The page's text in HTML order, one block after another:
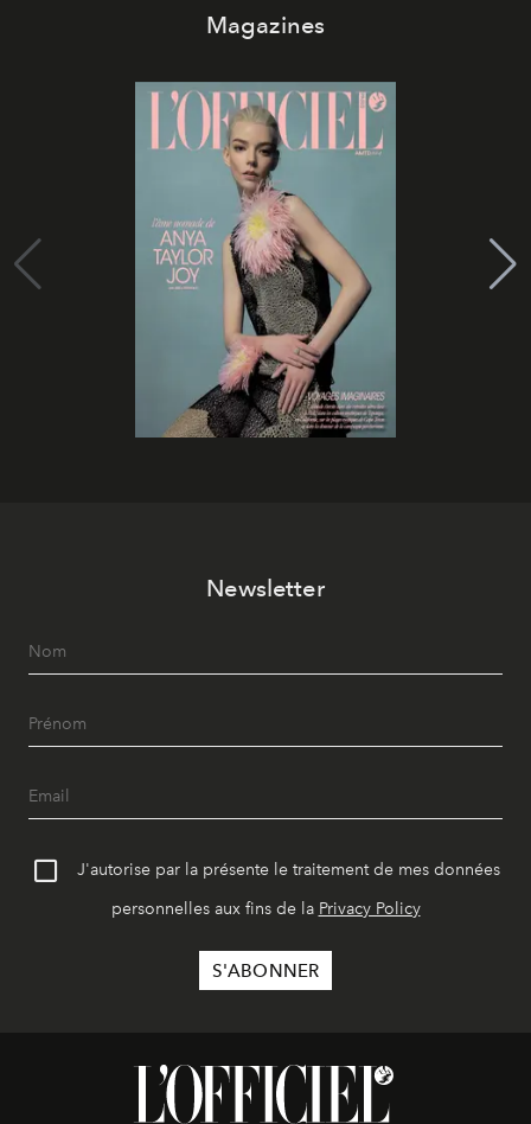
Magazines
Newsletter
J'autorise par la présente le traitement de mes données
personnelles aux fins de la Privacy Policy